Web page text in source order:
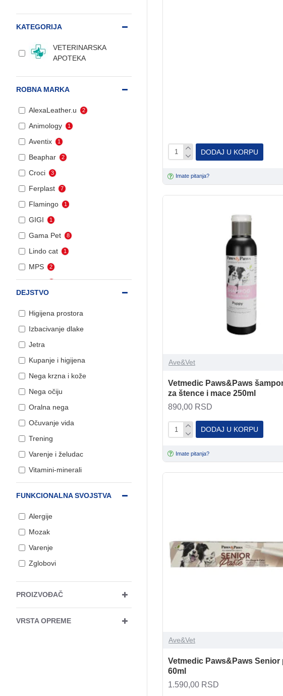
KATEGORIJA
VETERINARSKA
APOTEKA
PROIZVOĐAČ
FUNKCIONALNA SVOJSTVA
Alergije
Mozak
Varenje
Zglobovi
ROBNA MARKA
AlexaLeather.u 2
Animology 1
Aventix 1
Beaphar 2
Croci 3
Ferplast 7
Flamingo 1
GIGI 1
Gama Pet 8
Lindo cat 1
MPS 2
MSD
Nature's Protection
Nobby 3
Pharmadiet Veterinaria
VRSTA OPREME
DEJSTVO
Higijena prostora
Izbacivanje dlake
Jetra
Kupanje i higijena
Nega krzna i kože
Nega očiju
Oralna nega
Očuvanje vida
Trening
Varenje i želudac
Vitamini-minerali
Zglobovi, kosti i hrskavice
DODAJ U KORPU
Imate pitanja?
Ave&Vet
Vetmedic Paws&Paws
za štence i mace 250ml
890,00 RSD
DODAJ U KORPU
Imate pitanja?
Ave&Vet
Vetmedic Paws&Paws Senior
60ml
1.590,00 RSD